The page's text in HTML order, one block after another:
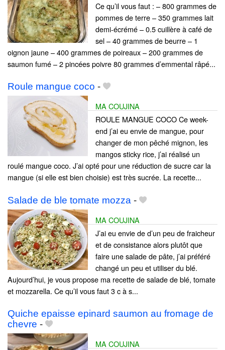
Ce qu’il vous faut : – 800 grammes de
pommes de terre – 350 grammes lait
demi-écrémé – 0.5 cuillère à café de
sel – 40 grammes de beurre – 1
oignon jaune – 400 grammes de poireaux – 200 grammes de
saumon fumé – 2 pincées poivre 80 grammes d’emmental râpé...
Roule mangue coco -
MA COUJINA
ROULE MANGUE COCO Ce week-
end j’ai eu envie de mangue, pour
changer de mon pêché mignon, les
mangos sticky rice, j’ai réalisé un
roulé mangue coco. J’ai opté pour une réduction de sucre car la
mangue (si elle est bien choisie) est très sucrée. La recette...
Salade de ble tomate mozza -
MA COUJINA
J’ai eu envie de d’un peu de fraicheur
et de consistance alors plutôt que
faire une salade de pâte, j’ai préféré
changé un peu et utiliser du blé.
Aujourd’hui, je vous propose ma recette de salade de blé, tomate
et mozzarella. Ce qu’il vous faut 3 c à s...
Quiche epaisse epinard saumon au fromage de
chevre -
MA COUJINA